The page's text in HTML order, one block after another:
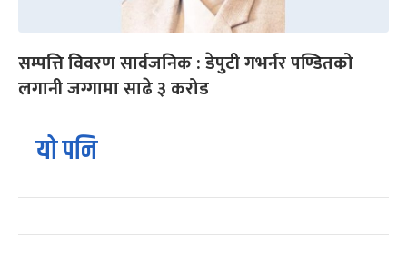
सम्पत्ति विवरण सार्वजनिक : डेपुटी गभर्नर पण्डितको
लगानी जग्गामा साढे ३ करोड
यो पनि